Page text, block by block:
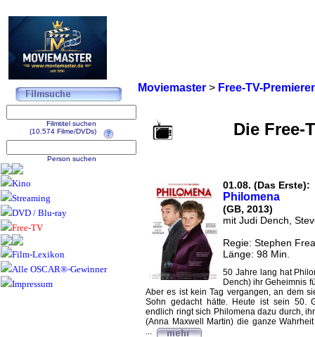
Moviemaster > Free-TV-
Die Free-
01.08. (Das Erste):
Philomena
(GB, 2013)
mit Judi Dench,
Regie: Stephen
Länge: 98 Min.
50 Jahre lang hat
Dench) ihr Geheimnis
Aber es ist kein Tag vergangen, an dem
Sohn gedacht hätte. Heute ist sein 50.
endlich ringt sich Philomena dazu durch,
(Anna Maxwell Martin) die ganze
...
Filmtitel suchen
(10.574 Filme/DVDs)
Person suchen
Kino
Streaming
DVD / Blu-ray
Free-TV
Film-Lexikon
Alle OSCAR®-Gewinner
Impressum